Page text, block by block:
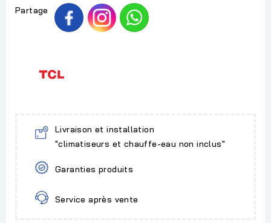
Partage
Livraison et installation
"climatiseurs et chauffe-eau non inclus"
Garanties produits
Service après vente